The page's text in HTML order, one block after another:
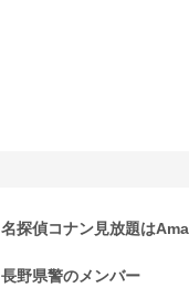
名探偵コナン見放題は
長野県警のメンバー